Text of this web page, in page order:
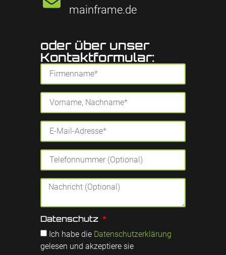
mainframe.de
oder über unser
Kontaktformular:
Datenschutz
Ich habe die Datenschutzerklärung
gelesen und akzeptiere sie